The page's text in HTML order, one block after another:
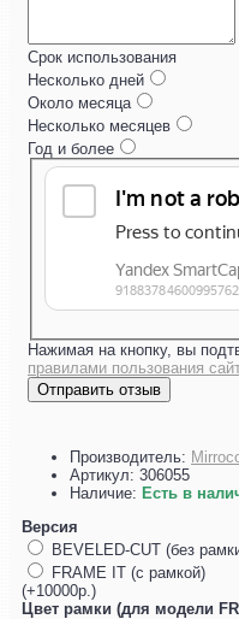
Срок использования
Несколько дней
Около месяца
Несколько месяцев
Год и более
Нажимая на кнопку, вы
правилами пользования
Отправить отзыв
Производитель:
Артикул: 306055
Наличие: Есть в
Версия
BEVELED-CUT (без
FRAME IT (с рамкой)
(+10000р.)
Цвет рамки (для модели